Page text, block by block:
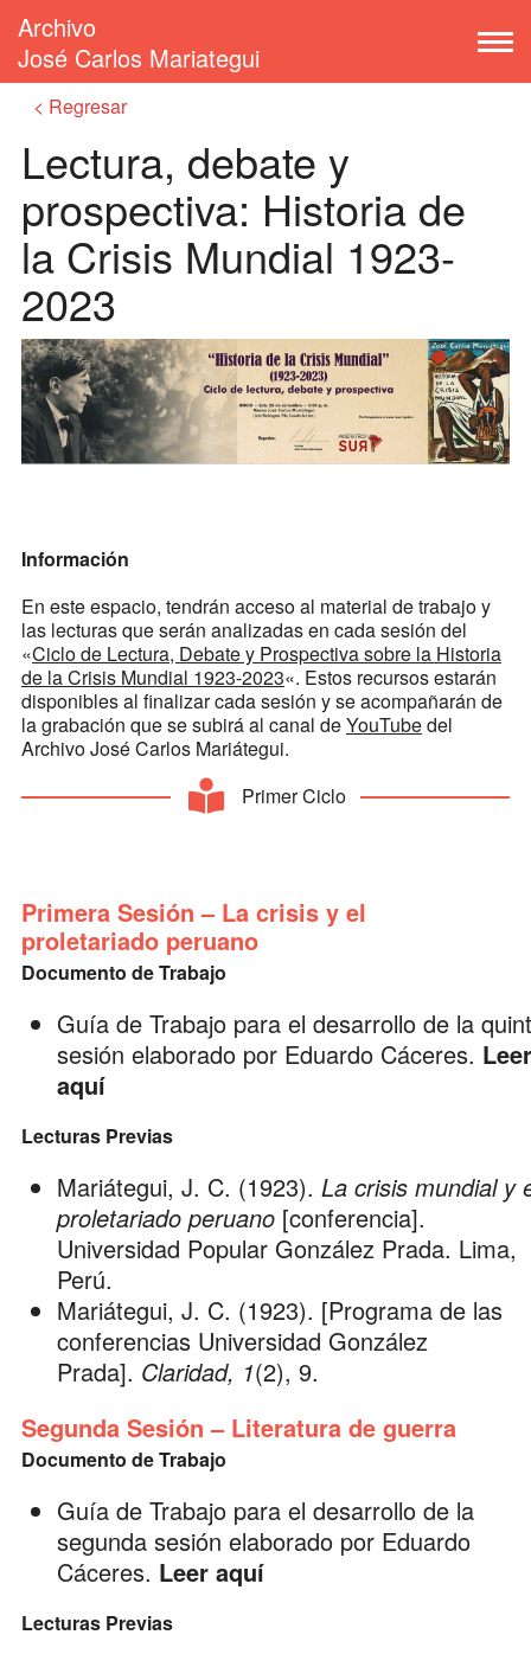
Archivo
José Carlos Mariategui
Regresar
Lectura, debate y
prospectiva: Historia de
la Crisis Mundial 1923-
2023
Información
En este espacio, tendrán acceso al material de trabajo y
las lecturas que serán analizadas en cada sesión del
«Ciclo de Lectura, Debate y Prospectiva sobre la Historia
de la Crisis Mundial 1923-2023«. Estos recursos estarán
disponibles al finalizar cada sesión y se acompañarán de
la grabación que se subirá al canal deYouTubedel
Archivo José Carlos Mariátegui.
Primer Ciclo
Primera Sesión – La crisis y el
proletariado peruano
Documento de Trabajo
Guía de Trabajo para el desarrollo de la
sesión elaborado por Eduardo Cáceres. Leer
aquí
Lecturas Previas
Mariátegui, J. C. (1923). La crisis mundial y
proletariado peruano[conferencia].
Universidad Popular González Prada. Lima,
Perú.
Mariátegui, J. C. (1923). [Programa de las
conferencias Universidad González
Prada]. Claridad, 1(2), 9.
Segunda Sesión – Literatura de guerra
Documento de Trabajo
Guía de Trabajo para el desarrollo de la
segunda sesión elaborado por Eduardo
Cáceres. Leer aquí
Lecturas Previas